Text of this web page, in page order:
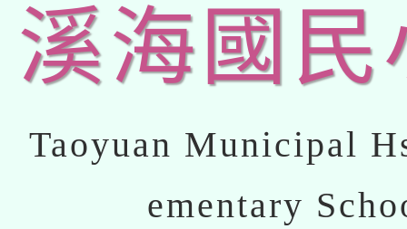
溪海國民
Taoyuan Municipal
ementary